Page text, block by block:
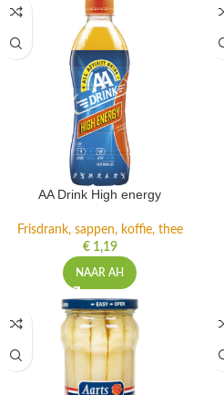
AA Drink High energy
Frisdrank, sappen, koffie, thee
€1,19
NAAR AH